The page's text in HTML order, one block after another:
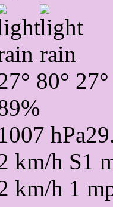
80° 27°
hPa
km/h S1
km/h 1